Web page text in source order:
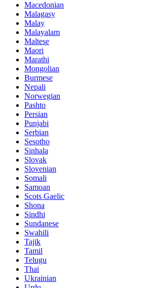
Macedonian
Malagasy
Malay
Malayalam
Maltese
Maori
Marathi
Mongolian
Burmese
Nepali
Norwegian
Pashto
Persian
Punjabi
Serbian
Sesotho
Sinhala
Slovak
Slovenian
Somali
Samoan
Scots Gaelic
Shona
Sindhi
Sundanese
Swahili
Tajik
Tamil
Telugu
Thai
Ukrainian